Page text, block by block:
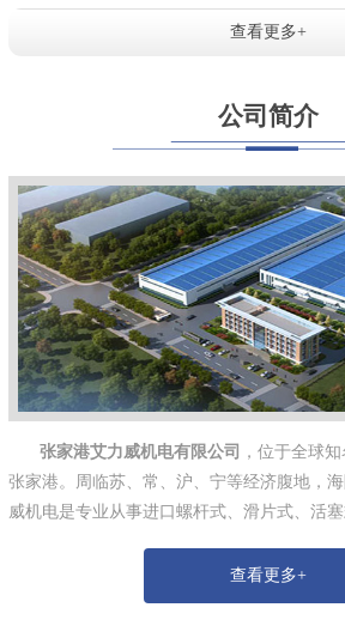
查看更多+
公司简介
张家港艾力威机电有限公司 ，位于全球
张家港。周临苏、常、沪、宁等经济腹地，
威机电是专业从事进口螺杆式、滑片式、活塞
查看更多+